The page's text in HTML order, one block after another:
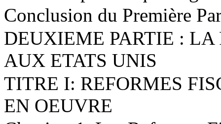
Conclusion du Première
DEUXIEME PARTIE :
AUX ETATS UNIS
TITRE I: REFORMES
EN OEUVRE